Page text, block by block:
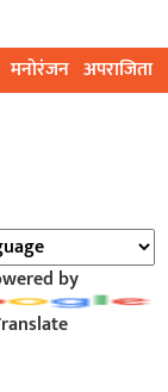
मनोरंजन अपराजिता
by